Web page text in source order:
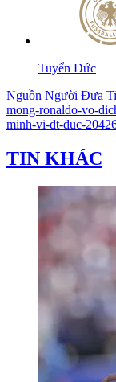
Tuyển Đức
Nguồn Người Đưa
mong-ronaldo-vo-
minh-vi-dt-duc-
TIN KHÁC